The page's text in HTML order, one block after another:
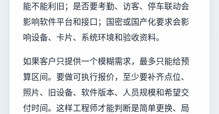
能不能利旧；是否要考勤、访客、停车联动会
影响软件平台和接口；国密或国产化要求会影
响设备、卡片、系统环境和验收资料。
如果客户只提供一个模糊需求，最多只能给预
算区间。要做可执行报价，至少要补齐点位、
照片、旧设备、软件版本、人员规模和希望交
付时间。这样工程师才能判断是简单更换、局